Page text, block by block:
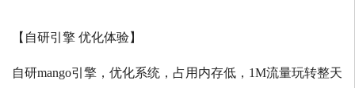
【自研引擎 优化体验】
自研mango引擎，优化系统，占用内存低， 1M流量玩转整天